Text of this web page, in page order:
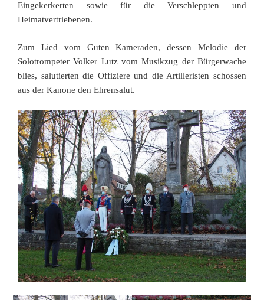
Eingekerkerten sowie für die Verschleppten und
Heimatvertriebenen.
Zum Lied vom Guten Kameraden, dessen Melodie der
Solotrompeter Volker Lutz vom Musikzug der Bürgerwache
blies, salutierten die Offiziere und die Artilleristen schossen
aus der Kanone den Ehrensalut.